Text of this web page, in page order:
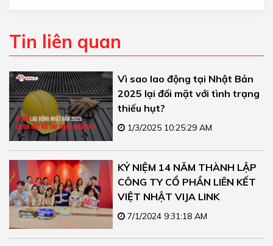
Tin liên quan
Vì sao lao động tại Nhật Bản
2025 lại đối mặt với tình trạng
thiếu hụt?
1/3/2025 10:25:29 AM
KỶ NIỆM 14 NĂM THÀNH LẬP
CÔNG TY CỔ PHẦN LIÊN KẾT
VIỆT NHẬT VIJA LINK
7/1/2024 9:31:18 AM